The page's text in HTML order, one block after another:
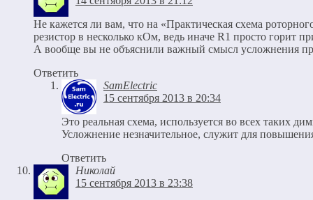
Не кажется ли вам, что на «Практическая схема
резистор в несколько кОм, ведь иначе R1 просто горит
А вообще вы не объяснили важный смысл усложнения
Ответить
SamElectric
15 сентября 2013 в 20:34
Это реальная схема, используется во всех таких
Усложнение незначительное, служит для
Ответить
Николай
15 сентября 2013 в 23:38